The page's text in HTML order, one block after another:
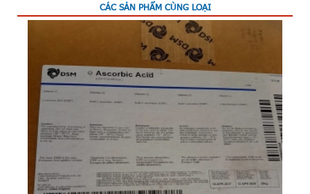
CÁC SẢN PHẨM CÙNG LOẠI